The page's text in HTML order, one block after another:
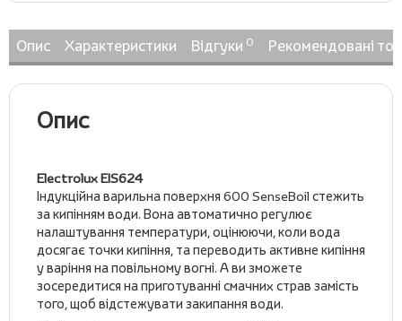
Опис Характеристики Відгуки 0 Рекомендовані
Опис
Electrolux EIS624
Індукційна варильна поверхня 600 SenseBoil стежить
за кипінням води. Вона автоматично регулює
налаштування температури, оцінюючи, коли вода
досягає точки кипіння, та переводить активне кипіння
у варіння на повільному вогні. А ви зможете
зосередитися на приготуванні смачних страв замість
того, щоб відстежувати закипання води.